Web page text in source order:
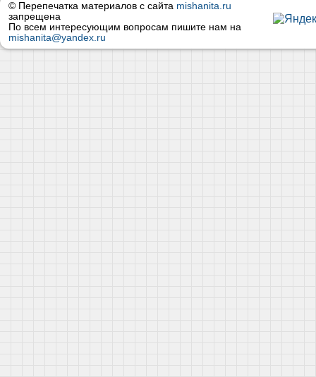
© Перепечатка материалов с сайта mishanita.ru
запрещена
По всем интересующим вопросам пишите нам на
mishanita@yandex.ru